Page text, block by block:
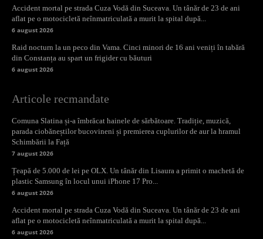
Accident mortal pe strada Cuza Vodă din Suceava. Un tânăr de 23 de ani
aflat pe o motocicletă neînmatriculată a murit la spital după...
6 august 2026
Raid nocturn la un peco din Vama. Cinci minori de 16 ani veniți în tabără
din Constanța au spart un frigider cu băuturi
6 august 2026
Articole recmandate
Comuna Slatina și-a îmbrăcat hainele de sărbătoare. Tradiție, muzică,
parada ciobăneștilor bucovineni și premierea cuplurilor de aur la hramul
Schimbării la Față
7 august 2026
Țeapă de 5.000 de lei pe OLX. Un tânăr din Lisaura a primit o machetă de
plastic Samsung în locul unui iPhone 17 Pro...
6 august 2026
Accident mortal pe strada Cuza Vodă din Suceava. Un tânăr de 23 de ani
aflat pe o motocicletă neînmatriculată a murit la spital după...
6 august 2026